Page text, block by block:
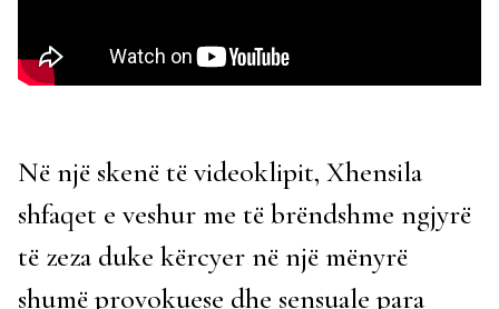
Në një skenë të videoklipit, Xhensila
shfaqet e veshur me të brëndshme ngjyrë
të zeza duke kërcyer në një mënyrë
shumë provokuese dhe sensuale para